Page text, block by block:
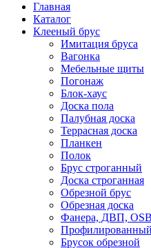
Главная
Каталог
Клееный брус
Имитация бруса
Вагонка
Мебельные щиты
Погонаж
Блок-хаус
Доска пола
Палубная доска
Террасная доска
Планкен
Полок
Брус строганный
Доска строганная
Обрезной брус
Обрезная доска
Фанера, ДВП, OSB
Брусок обрезной